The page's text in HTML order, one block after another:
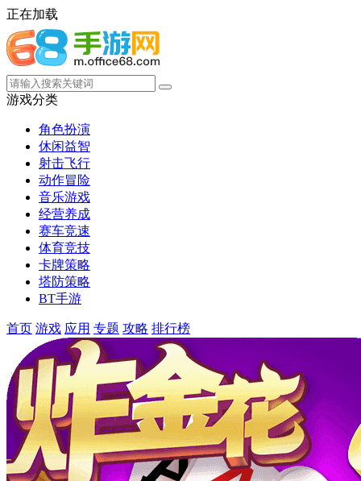
正在加载
游戏分类
角色扮演
休闲益智
射击飞行
动作冒险
音乐游戏
经营养成
赛车竞速
体育竞技
卡牌策略
塔防策略
BT手游
首页 游戏 应用 专题 攻略 排行榜